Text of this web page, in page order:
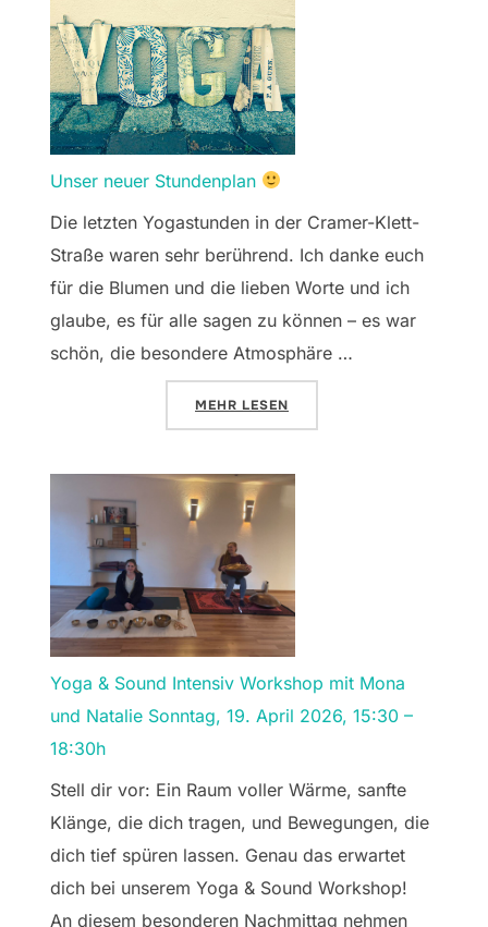
Unser neuer Stundenplan
Die letzten Yogastunden in der Cramer-Klett-
Straße waren sehr berührend. Ich danke euch
für die Blumen und die lieben Worte und ich
glaube, es für alle sagen zu können – es war
schön, die besondere Atmosphäre …
MEHR ÜBER „UNSER NEUER
LESEN
Yoga & Sound Intensiv Workshop mit Mona
und Natalie Sonntag, 19. April 2026, 15:30 –
18:30h
Stell dir vor: Ein Raum voller Wärme, sanfte
Klänge, die dich tragen, und Bewegungen, die
dich tief spüren lassen. Genau das erwartet
dich bei unserem Yoga & Sound Workshop!
An diesem besonderen Nachmittag nehmen